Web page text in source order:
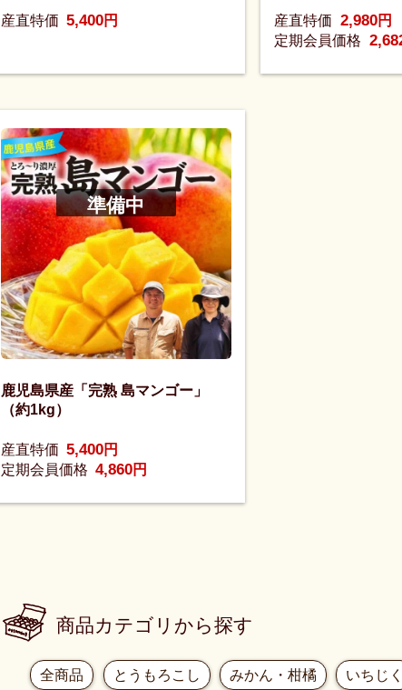
産直特価 5,400円 産直特価 2,980円
定期会員価格
準備中
鹿児島県産「完熟 島マンゴー」
（約1kg）
産直特価 5,400円
定期会員価格 4,860円
商品カテゴリから探す
全商品 とうもろこし みかん・柑橘 いちじく